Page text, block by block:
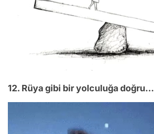
12. Rüya gibi bir yolculuğa doğru...